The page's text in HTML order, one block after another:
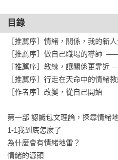
目錄
［推薦序］情緒，關係，我的新
［推薦序］做自己職場的導師
［推薦序］教練，讓關係更靠近
［推薦序］行走在天命中的情緒
［作者序］改變，從自己開始
第一部 認識包文理論，探尋情緒
1-1我到底怎麼了
為什麼會有情緒地雷？
情緒的源頭